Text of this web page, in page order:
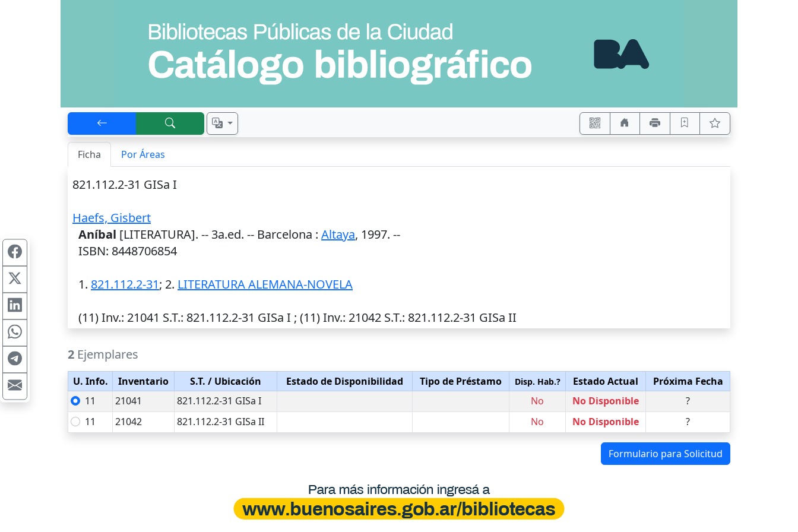
Ficha Por Áreas
821.112.2-31 GISa I
Haefs, Gisbert
Aníbal [LITERATURA]. -- 3a.ed. -- Barcelona : Altaya, 1997. --
ISBN: 8448706854
1. 821.112.2-31; 2. LITERATURA ALEMANA-NOVELA
(11)Inv.: 21041 S.T.: 821.112.2-31 GISa I ; (11)Inv.: 21042 S.T.: 821.112.2-31 GISa II
2 Ejemplares
U. Info. Inventario S.T. / Ubicación Estado de Disponibilidad Tipo de Préstamo Disp. Hab.? Estado Actual
Próxima Fecha
11
21041 821.112.2-31 GISa I No No Disponible
?
11
21042 821.112.2-31 GISa II No No Disponible ?
Formulario para Solicitud